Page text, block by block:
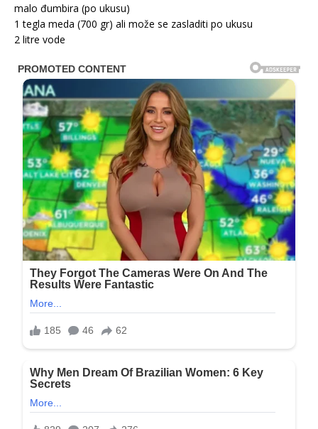
malo đumbira (po ukusu)
1 tegla meda (700 gr) ali može se zasladiti po ukusu
2 litre vode